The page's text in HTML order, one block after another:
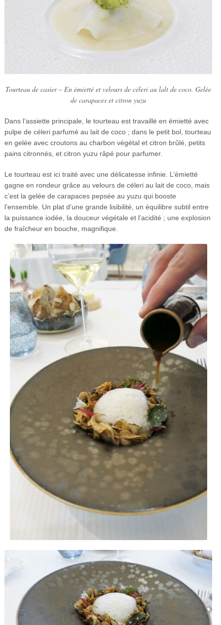
Tourteau de casier – En émietté et velours de céleri au lalt de coco. Gelée
de carapaces et citron yuzu
Dans l’assiette principale, le tourteau est travaillé en émietté avec
pulpe de céleri parfumé au lait de coco ; dans le petit bol, tourteau
en gelée avec croutons au charbon végétal et citron brûlé, petits
pains citronnés, et citron yuzu râpé pour parfumer.
Le tourteau est ici traité avec une délicatesse infinie. L’émietté
gagne en rondeur grâce au velours de céleri au lait de coco, mais
c’est la gelée de carapaces pepsée au yuzu qui booste
l’ensemble. Un plat d’une grande lisibilité, un équilibre subtil entre
la puissance iodée, la douceur végétale et l’acidité ; une explosion
de fraîcheur en bouche, magnifique.